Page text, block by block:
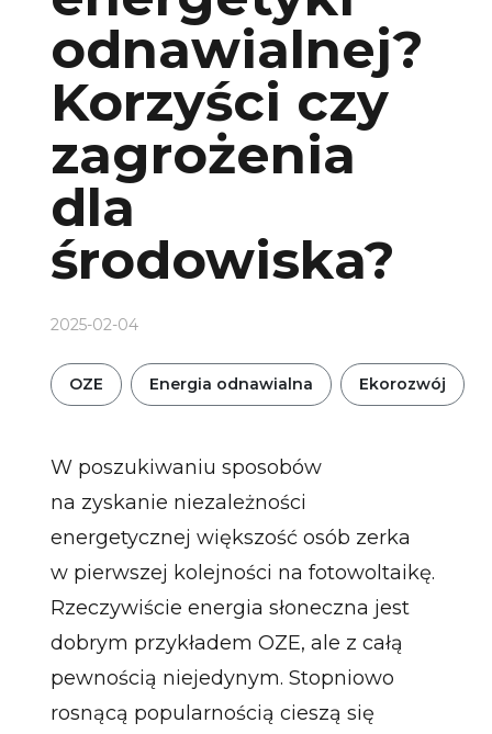
odnawialnej?
Korzyści czy
zagrożenia
dla
środowiska?
2025-02-04
OZE Energia odnawialna Ekorozwój
W poszukiwaniu sposobów
na zyskanie niezależności
energetycznej większość osób zerka
w pierwszej kolejności na fotowoltaikę.
Rzeczywiście energia słoneczna jest
dobrym przykładem OZE, ale z całą
pewnością niejedynym. Stopniowo
rosnącą popularnością cieszą się